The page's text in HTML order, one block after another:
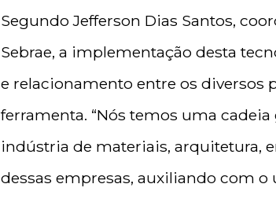
Segundo Jefferson Dias Santos,
Sebrae, a implementação desta
e relacionamento entre os diversos
ferramenta. “Nós temos uma
indústria de materiais, arquitetura,
dessas empresas, auxiliando com o